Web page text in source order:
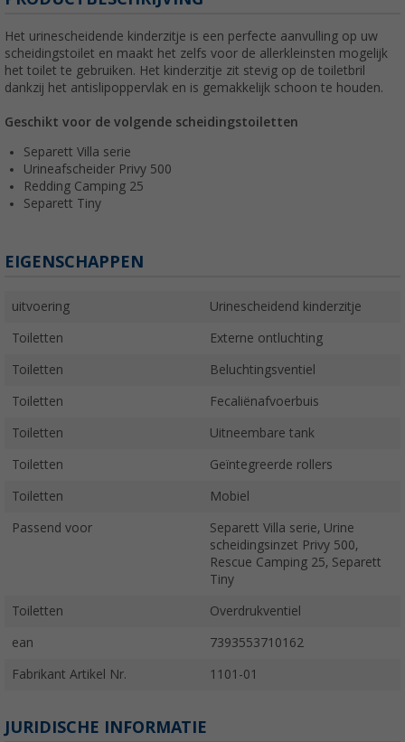
Het urinescheidende kinderzitje is een perfecte aanvulling op uw
scheidingstoilet en maakt het zelfs voor de allerkleinsten mogelijk
het toilet te gebruiken. Het kinderzitje zit stevig op de toiletbril
dankzij het antislipoppervlak en is gemakkelijk schoon te houden.
Geschikt voor de volgende scheidingstoiletten
Separett Villa serie
Urineafscheider Privy 500
Redding Camping 25
Separett Tiny
EIGENSCHAPPEN
uitvoering Urinescheidend kinderzitje
Toiletten Externe ontluchting
Toiletten Beluchtingsventiel
Toiletten Fecaliënafvoerbuis
Toiletten Uitneembare tank
Toiletten Geïntegreerde rollers
Toiletten Mobiel
Passend voor
Separett Villa serie, Urine
scheidingsinzet Privy 500,
Rescue Camping 25, Separett
Tiny
Toiletten Overdrukventiel
ean 7393553710162
Fabrikant Artikel Nr. 1101-01
JURIDISCHE INFORMATIE